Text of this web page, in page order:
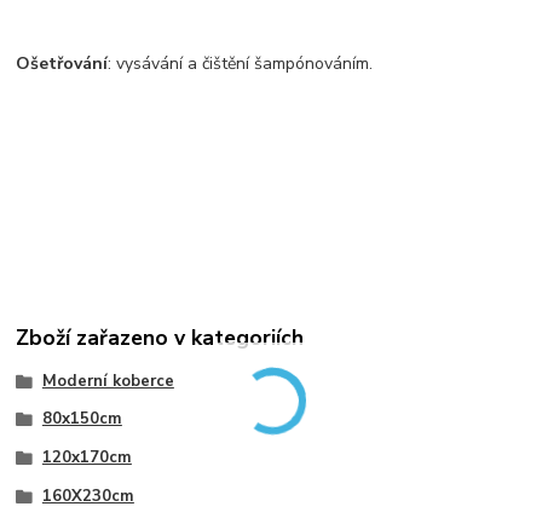
Ošetřování: vysávání a čištění šampónováním.
Zboží zařazeno v kategoriích
Moderní koberce
80x150cm
120x170cm
160X230cm